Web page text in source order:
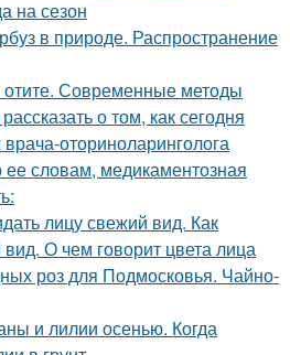
на сезон
в природе. Распространение
отите. Современные методы
о том, как сегодня
оториноларинголога
словам, медикаментозная
лицу свежий вид. Как
О чем говорит цвета лица
роз для Подмосковья. Чайно-
и лилии осенью. Когда